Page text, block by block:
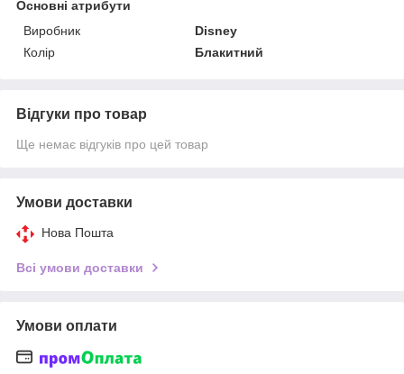
Основні атрибути
Виробник
Disney
Колір
Блакитний
Відгуки про товар
Ще немає відгуків про цей товар
Умови доставки
Нова Пошта
Всі умови доставки
Умови оплати